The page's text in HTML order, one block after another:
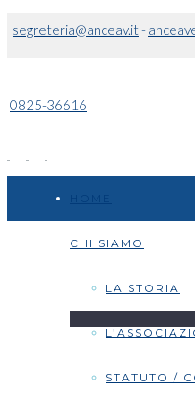
segreteria@anceav.it-
0825-36616
CHI SIAMO
LA STORIA
STATUTO /